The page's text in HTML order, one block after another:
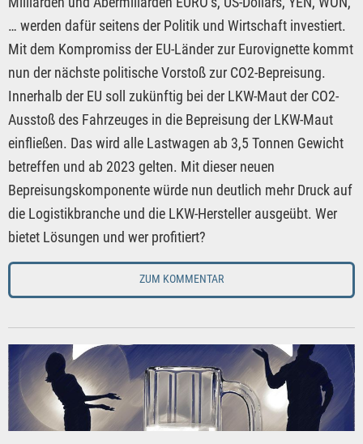
… werden dafür seitens der Politik und Wirtschaft investiert.
Mit dem Kompromiss der EU-Länder zur Eurovignette kommt
nun der nächste politische Vorstoß zur CO2-Bepreisung.
Innerhalb der EU soll zukünftig bei der LKW-Maut der CO2-
Ausstoß des Fahrzeuges in die Bepreisung der LKW-Maut
einfließen. Das wird alle Lastwagen ab 3,5 Tonnen Gewicht
betreffen und ab 2023 gelten. Mit dieser neuen
Bepreisungskomponente würde nun deutlich mehr Druck auf
die Logistikbranche und die LKW-Hersteller ausgeübt. Wer
bietet Lösungen und wer profitiert?
ZUM KOMMENTAR